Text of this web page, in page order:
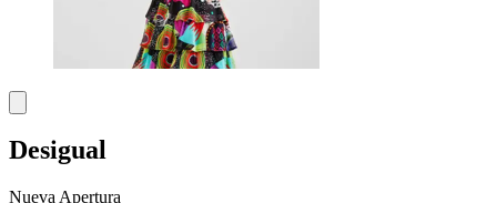
Desigual
Nueva Apertura